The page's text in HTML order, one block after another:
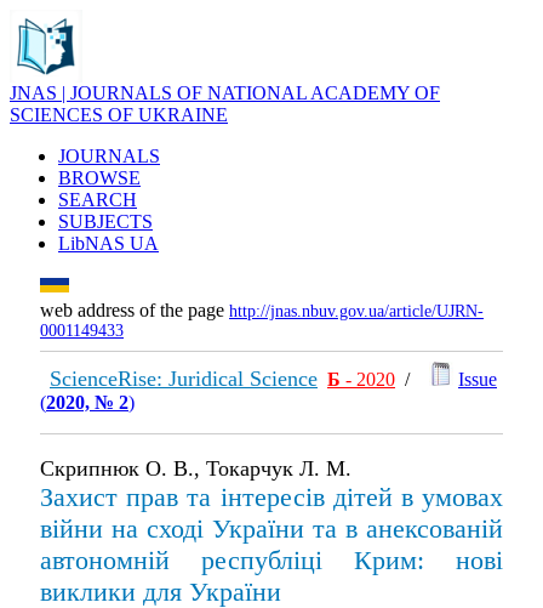
JNAS | JOURNALS OF NATIONAL ACADEMY OF
SCIENCES OF UKRAINE
JOURNALS
BROWSE
SEARCH
SUBJECTS
LibNAS UA
web address of the page http://jnas.nbuv.gov.ua/article/UJRN-
0001149433
ScienceRise: Juridical Science Б - 2020 /
Issue
(2020, № 2)
Скрипнюк О. В., Токарчук Л. М.
Захист прав та інтересів дітей в умовах
війни на сході України та в анексованій
автономній республіці Крим: нові
виклики для України